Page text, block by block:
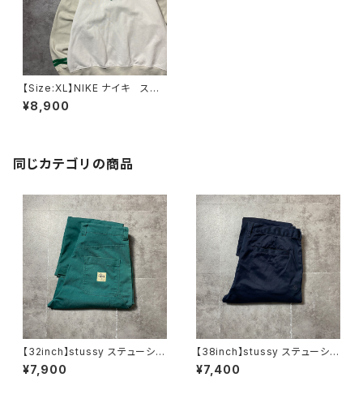
【Size:XL】NIKE ナイキ スウ
ォッシュ 刺繍ワンポイント バ
ック刺繍 ジップスウェット ノ
¥8,900
同じカテゴリの商品
【32inch】stussy ステューシ
ー ジッパーフライ グリー
ン ダブルニー ワークパンツ
¥7,900
【38inch】stussy ステューシ
ー ジッパーフライ SSリン
ク 刺繍ロゴ ネイビー クロ
¥7,400